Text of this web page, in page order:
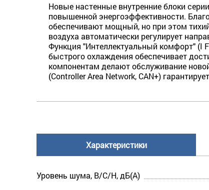
Новые настенные внутренние блоки
повышенной энергоэффективности.
обеспечивают мощный, но при этом
воздуха автоматически регулирует
Функция "Интеллектуальный комфорт" (I
быстрого охлаждения обеспечивает
компонентам делают обслуживание
(Controller Area Network, CAN+)
Характеристики
Уровень шума, В/С/Н, дБ(А)